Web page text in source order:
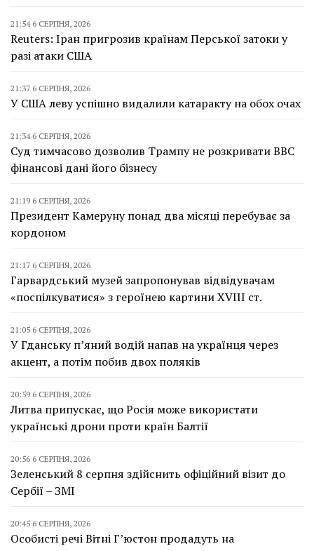
21:54 6 СЕРПНЯ, 2026
Reuters: Іран пригрозив країнам Перської затоки у
разі атаки США
21:37 6 СЕРПНЯ, 2026
У США леву успішно видалили катаракту на обох очах
21:34 6 СЕРПНЯ, 2026
Суд тимчасово дозволив Трампу не розкривати BBC
фінансові дані його бізнесу
21:19 6 СЕРПНЯ, 2026
Президент Камеруну понад два місяці перебуває за
кордоном
21:17 6 СЕРПНЯ, 2026
Гарвардський музей запропонував відвідувачам
«поспілкуватися» з героїнею картини XVIII ст.
21:05 6 СЕРПНЯ, 2026
У Гданську п’яний водій напав на українця через
акцент, а потім побив двох поляків
20:59 6 СЕРПНЯ, 2026
Литва припускає, що Росія може використати
українські дрони проти країн Балтії
20:56 6 СЕРПНЯ, 2026
Зеленський 8 серпня здійснить офіційний візит до
Сербії – ЗМІ
20:45 6 СЕРПНЯ, 2026
Особисті речі Вітні Г’юстон продадуть на